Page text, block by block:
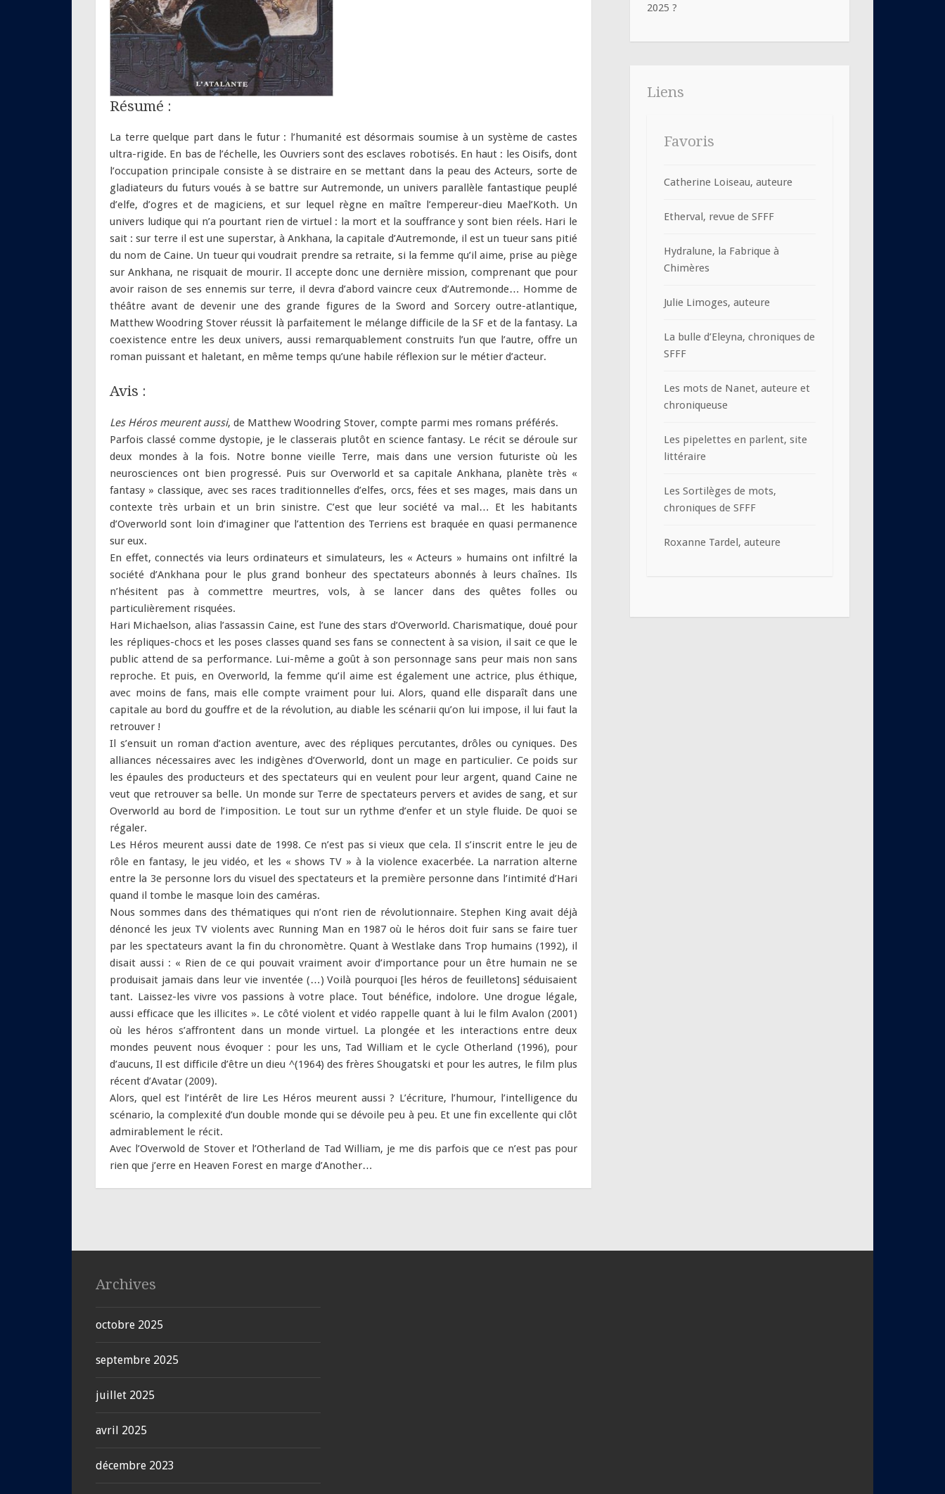
Résumé :
La terre quelque part dans le futur : l’humanité est désormais soumise à un système de castes
ultra-rigide. En bas de l’échelle, les Ouvriers sont des esclaves robotisés. En haut : les Oisifs, dont
l’occupation principale consiste à se distraire en se mettant dans la peau des Acteurs, sorte de
gladiateurs du futurs voués à se battre sur Autremonde, un univers parallèle fantastique peuplé
d’elfe, d’ogres et de magiciens, et sur lequel règne en maître l’empereur-dieu Mael’Koth. Un
univers ludique qui n’a pourtant rien de virtuel : la mort et la souffrance y sont bien réels. Hari le
sait : sur terre il est une superstar, à Ankhana, la capitale d’Autremonde, il est un tueur sans pitié
du nom de Caine. Un tueur qui voudrait prendre sa retraite, si la femme qu’il aime, prise au piège
sur Ankhana, ne risquait de mourir. Il accepte donc une dernière mission, comprenant que pour
avoir raison de ses ennemis sur terre, il devra d’abord vaincre ceux d’Autremonde… Homme de
théâtre avant de devenir une des grande figures de la Sword and Sorcery outre-atlantique,
Matthew Woodring Stover réussit là parfaitement le mélange difficile de la SF et de la fantasy. La
coexistence entre les deux univers, aussi remarquablement construits l’un que l’autre, offre un
roman puissant et haletant, en même temps qu’une habile réflexion sur le métier d’acteur.
Avis :
Les Héros meurent aussi, de Matthew Woodring Stover, compte parmi mes romans préférés.
Parfois classé comme dystopie, je le classerais plutôt en science fantasy. Le récit se déroule sur
deux mondes à la fois. Notre bonne vieille Terre, mais dans une version futuriste où les
neurosciences ont bien progressé. Puis sur Overworld et sa capitale Ankhana, planète très «
fantasy » classique, avec ses races traditionnelles d’elfes, orcs, fées et ses mages, mais dans un
contexte très urbain et un brin sinistre. C’est que leur société va mal… Et les habitants
d’Overworld sont loin d’imaginer que l’attention des Terriens est braquée en quasi permanence
sur eux.
En effet, connectés via leurs ordinateurs et simulateurs, les « Acteurs » humains ont infiltré la
société d’Ankhana pour le plus grand bonheur des spectateurs abonnés à leurs chaînes. Ils
n’hésitent pas à commettre meurtres, vols, à se lancer dans des quêtes folles ou
particulièrement risquées.
Hari Michaelson, alias l’assassin Caine, est l’une des stars d’Overworld. Charismatique, doué pour
les répliques-chocs et les poses classes quand ses fans se connectent à sa vision, il sait ce que le
public attend de sa performance. Lui-même a goût à son personnage sans peur mais non sans
reproche. Et puis, en Overworld, la femme qu’il aime est également une actrice, plus éthique,
avec moins de fans, mais elle compte vraiment pour lui. Alors, quand elle disparaît dans une
capitale au bord du gouffre et de la révolution, au diable les scénarii qu’on lui impose, il lui faut la
retrouver !
Il s’ensuit un roman d’action aventure, avec des répliques percutantes, drôles ou cyniques. Des
alliances nécessaires avec les indigènes d’Overworld, dont un mage en particulier. Ce poids sur
les épaules des producteurs et des spectateurs qui en veulent pour leur argent, quand Caine ne
veut que retrouver sa belle. Un monde sur Terre de spectateurs pervers et avides de sang, et sur
Overworld au bord de l’imposition. Le tout sur un rythme d’enfer et un style fluide. De quoi se
régaler.
Les Héros meurent aussi date de 1998. Ce n’est pas si vieux que cela. Il s’inscrit entre le jeu de
rôle en fantasy, le jeu vidéo, et les « shows TV » à la violence exacerbée. La narration alterne
entre la 3e personne lors du visuel des spectateurs et la première personne dans l’intimité d’Hari
quand il tombe le masque loin des caméras.
Nous sommes dans des thématiques qui n’ont rien de révolutionnaire. Stephen King avait déjà
dénoncé les jeux TV violents avec Running Man en 1987 où le héros doit fuir sans se faire tuer
par les spectateurs avant la fin du chronomètre. Quant à Westlake dans Trop humains (1992), il
disait aussi : « Rien de ce qui pouvait vraiment avoir d’importance pour un être humain ne se
produisait jamais dans leur vie inventée (…) Voilà pourquoi [les héros de feuilletons] séduisaient
tant. Laissez-les vivre vos passions à votre place. Tout bénéfice, indolore. Une drogue légale,
aussi efficace que les illicites ». Le côté violent et vidéo rappelle quant à lui le film Avalon (2001)
où les héros s’affrontent dans un monde virtuel. La plongée et les interactions entre deux
mondes peuvent nous évoquer : pour les uns, Tad William et le cycle Otherland (1996), pour
d’aucuns, Il est difficile d’être un dieu ^(1964) des frères Shougatski et pour les autres, le film plus
récent d’Avatar (2009).
Alors, quel est l’intérêt de lire Les Héros meurent aussi ? L’écriture, l’humour, l’intelligence du
scénario, la complexité d’un double monde qui se dévoile peu à peu. Et une fin excellente qui clôt
admirablement le récit.
Avec l’Overwold de Stover et l’Otherland de Tad William, je me dis parfois que ce n’est pas pour
rien que j’erre en Heaven Forest en marge d’Another…
2025 ?
Liens
Favoris
Catherine Loiseau, auteure
Etherval, revue de SFFF
Hydralune, la Fabrique à
Chimères
Julie Limoges, auteure
La bulle d’Eleyna, chroniques de
SFFF
Les mots de Nanet, auteure et
chroniqueuse
Les pipelettes en parlent, site
littéraire
Les Sortilèges de mots,
chroniques de SFFF
Roxanne Tardel, auteure
Archives
octobre 2025
septembre 2025
juillet 2025
avril 2025
décembre 2023